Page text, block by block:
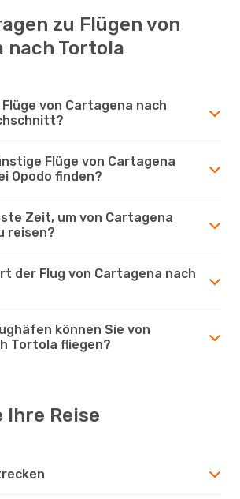
zu Flügen von
nach Tortola
von Cartagena nach
Flüge von Cartagena
Opodo finden?
Zeit, um von Cartagena
reisen?
der Flug von Cartagena nach
können Sie von
Tortola fliegen?
Ihre Reise